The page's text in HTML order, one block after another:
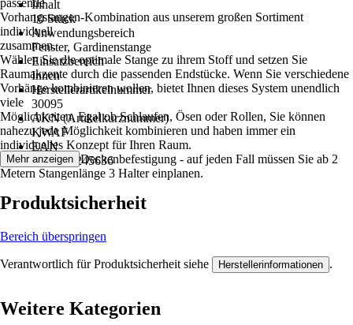
Inhalt
10 Stück
Anwendungsbereich
Fenster, Gardinenstange
Einsatzbereich
Innen
Herstellerartikelnummer
30095
AKN (Artikelkurznummer)
KWAF
EAN
4003018245636
passende
Vorhangstangen-Kombination aus unserem großen Sortiment
individuell
zusammen.
Wählen Sie die optimale Stange zu ihrem Stoff und setzen Sie
Raumakzente durch die passenden Endstücke. Wenn Sie verschiedene
Vorhänge kombinieren wollen, bietet Ihnen dieses System unendlich
viele
Möglichkeiten. Egal ob Schlaufen, Ösen oder Rollen, Sie können
nahezu jede Möglichkeit kombinieren und haben immer ein
individuelles Konzept für Ihren Raum.
Ob Wand- oder Deckenbefestigung - auf jeden Fall müssen Sie ab 2
Metern Stangenlänge 3 Halter einplanen.
Mehr anzeigen
Produktsicherheit
Bereich überspringen
Verantwortlich für Produktsicherheit siehe Herstellerinformationen .
Weitere Kategorien